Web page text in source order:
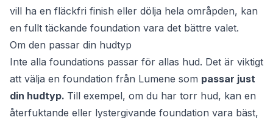
vill ha en fläckfri finish eller dölja hela områpden, kan
en fullt täckande foundation vara det bättre valet.
Om den passar din hudtyp
Inte alla foundations passar för allas hud. Det är viktigt
att välja en foundation från Lumene som passar just
din hudtyp. Till exempel, om du har torr hud, kan en
återfuktande eller lystergivande foundation vara bäst,